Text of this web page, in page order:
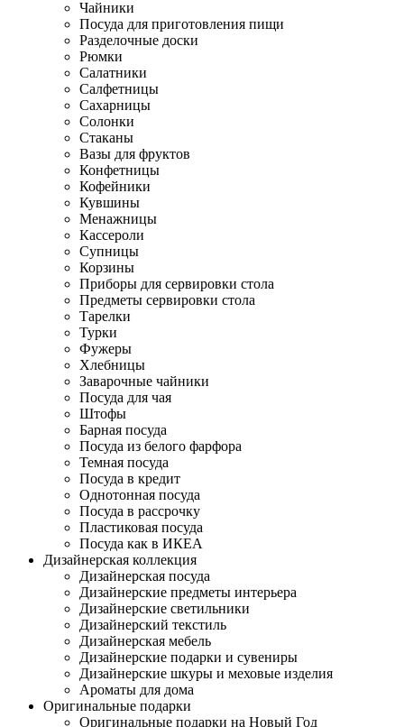
Чайники
Посуда для приготовления пищи
Разделочные доски
Рюмки
Салатники
Салфетницы
Сахарницы
Солонки
Стаканы
Вазы для фруктов
Конфетницы
Кофейники
Кувшины
Менажницы
Кассероли
Супницы
Корзины
Приборы для сервировки стола
Предметы сервировки стола
Тарелки
Турки
Фужеры
Хлебницы
Заварочные чайники
Посуда для чая
Штофы
Барная посуда
Посуда из белого фарфора
Темная посуда
Посуда в кредит
Однотонная посуда
Посуда в рассрочку
Пластиковая посуда
Посуда как в ИКЕА
Дизайнерская коллекция
Дизайнерская посуда
Дизайнерские предметы интерьера
Дизайнерские светильники
Дизайнерский текстиль
Дизайнерская мебель
Дизайнерские подарки и сувениры
Дизайнерские шкуры и меховые изделия
Ароматы для дома
Оригинальные подарки
Оригинальные подарки на Новый Год